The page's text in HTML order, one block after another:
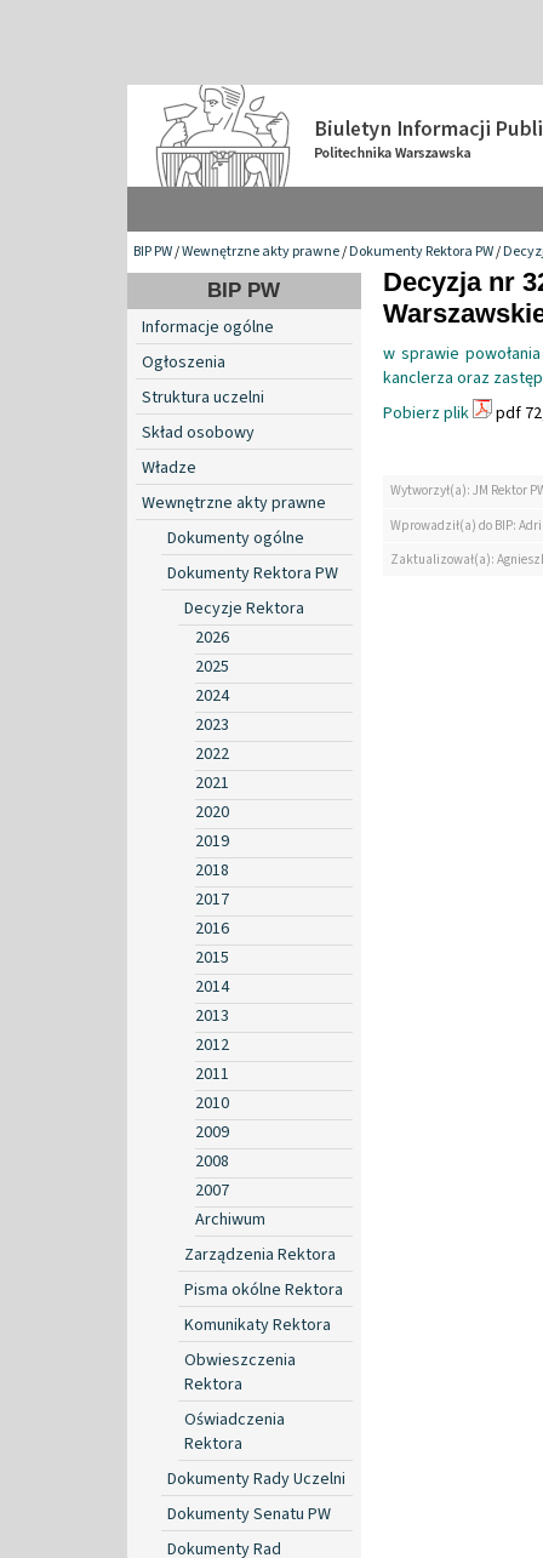
BIP PW/Wewnętrzne akty prawne/Dokumenty Rektora PW/
BIP PW
Informacje ogólne
Ogłoszenia
Struktura uczelni
Skład osobowy
Władze
Wewnętrzne akty prawne
Dokumenty ogólne
Dokumenty Rektora PW
Decyzje Rektora
2026
2025
2024
2023
2022
2021
2020
2019
2018
2017
2016
2015
2014
2013
2012
2011
2010
2009
2008
2007
Archiwum
Zarządzenia Rektora
Pisma okólne Rektora
Komunikaty Rektora
Obwieszczenia
Rektora
Oświadczenia
Rektora
Dokumenty Rady Uczelni
Dokumenty Senatu PW
Dokumenty Rad
Decyzja nr
w sprawie
kanclerza oraz
Pobierz plik
pdf
Wytworzył(a): JM Rektor
Wprowadził(a) do BIP:
Zaktualizował(a):